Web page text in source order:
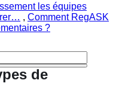
les équipes
, Comment RegASK
?
de